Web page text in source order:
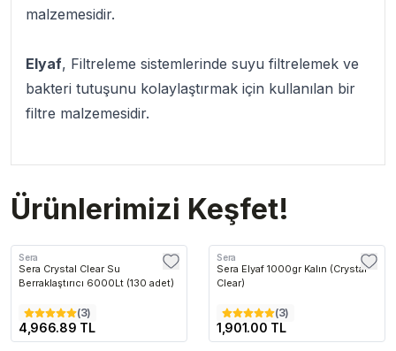
malzemesidir.
Elyaf, Filtreleme sistemlerinde suyu filtrelemek ve
bakteri tutuşunu kolaylaştırmak için kullanılan bir
filtre malzemesidir.
Ürünlerimizi Keşfet!
Sera
Sera Crystal Clear Su
Berraklaştırıcı 6000Lt (130 adet)
(3)
4,966.89 TL
Sera
Sera Elyaf 1000gr Kalın (Crystal
Clear)
(3)
1,901.00 TL